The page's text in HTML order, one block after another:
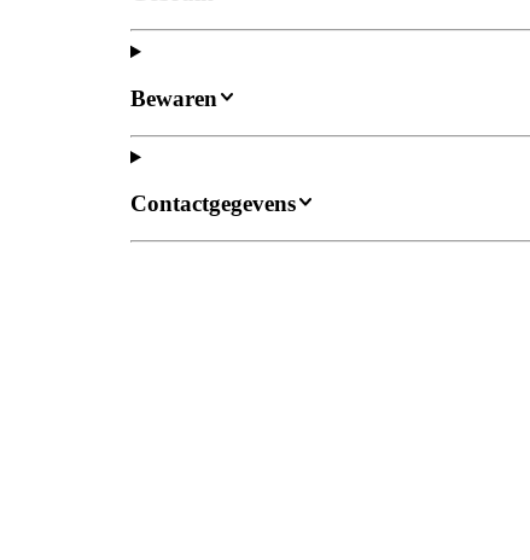
Bewaren
Contactgegevens